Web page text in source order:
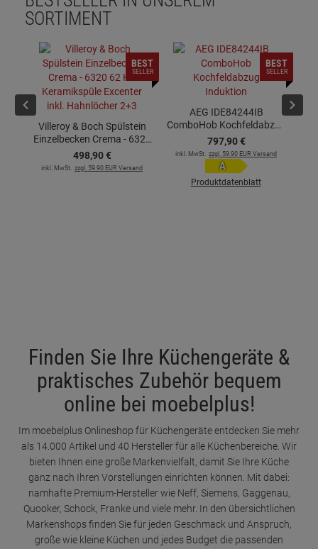
SORTIMENT
Villeroy & Boch Spülstein
Einzelbecken Crema - 6320
62 KR Keramikspüle
Excenter inkl. Hahnlöcher
498,90 €
inkl. MwSt. zzgl. 59.90 EUR Versand
BEST
SELLER
AEG IDE84244IB
ComboHob Kochfeldabzug
Induktion
797,90 €
inkl. MwSt. zzgl. 59.90 EUR Versand
A
Produktdatenblatt
BEST
SELLER
Finden Sie Ihre Küchengeräte &
praktisches Zubehör bequem
online bei moebelplus!
Im moebelplus Onlineshop für Küchengeräte entdecken Sie mehr
als 14.000 Artikel und 40 Hersteller für alle Küchenbereiche. Wir
bieten Ihnen eine große Markenvielfalt, damit Sie Ihre Küche
ganz nach Ihren Vorstellungen einrichten können. Mit dabei:
namhafte Premium-Hersteller wie Neff, Siemens, Gaggenau,
Quooker, Schock, Franke und viele mehr. In den übersichtlichen
Markenshops finden Sie für jeden Geschmack und Anspruch,
große wie kleine Küchen und jedes Budget die passenden